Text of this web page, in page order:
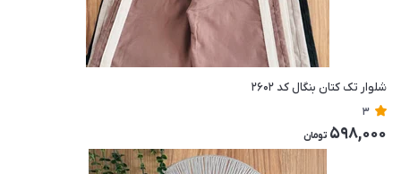
شلوار تک کتان بنگال کد ۲۶۰۲
3
598,000 تومان